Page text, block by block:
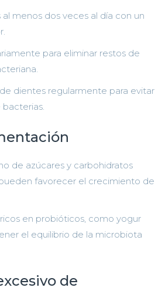
menos dos veces al día con un
para eliminar restos de
dientes regularmente para evitar
de azúcares y carbohidratos
favorecer el crecimiento de
en probióticos, como yogur
el equilibrio de la microbiota
de